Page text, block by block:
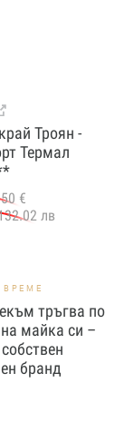
Троян -
Термал
€
лв
тръгва по
майка си –
бранд